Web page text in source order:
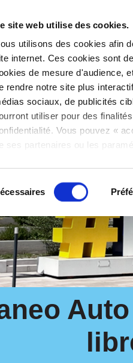
site web utilise des cookies.
utilisons des cookies afin
internet. Ces cookies sont
de mesure d'audience,
rendre notre site plus
sociaux, de publicités
utiliser pour des
Vous pouvez «
ses partenaires ou les